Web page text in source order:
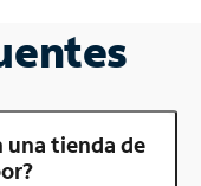
una tienda de